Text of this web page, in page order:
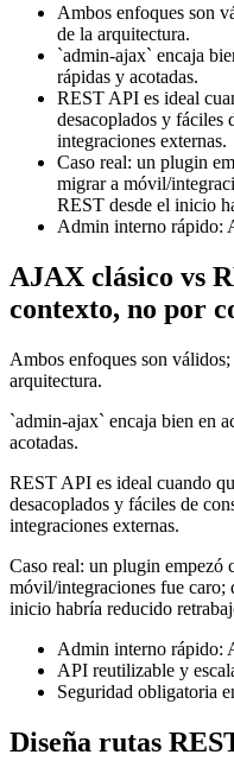
Ambos enfoques son
de la arquitectura.
`admin-ajax` encaja
rápidas y acotadas.
REST API es ideal
desacoplados y fáciles
integraciones externas.
Caso real: un plugin
migrar a móvil/
REST desde el inicio
Admin interno rápido:
AJAX clásico vs
contexto, no por
Ambos enfoques son
arquitectura.
`admin-ajax` encaja bien en
acotadas.
REST API es ideal cuando
desacoplados y fáciles de
integraciones externas.
Caso real: un plugin
móvil/integraciones fue caro;
inicio habría reducido
Admin interno rápido:
API reutilizable y
Seguridad obligatoria
Diseña rutas